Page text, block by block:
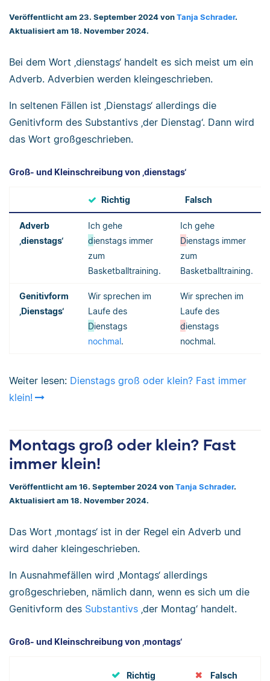
Veröffentlicht am 23. September 2024 von Tanja Schrader.
Aktualisiert am 18. November 2024.
Bei dem Wort ‚dienstags‘ handelt es sich meist um ein
Adverb. Adverbien werden kleingeschrieben.
In seltenen Fällen ist ‚Dienstags‘ allerdings die
Genitivform des Substantivs ‚der Dienstag‘. Dann wird
das Wort großgeschrieben.
Groß- und Kleinschreibung von ‚dienstags‘
Richtig Falsch
Adverb
‚dienstags‘
Ich gehe
dienstags immer
zum
Basketballtraining.
Ich gehe
Dienstags immer
zum
Basketballtraining.
Genitivform
‚Dienstags‘
Wir sprechen im
Laufe des
Dienstags
nochmal.
Wir sprechen im
Laufe des
dienstags
nochmal.
Weiter lesen: Dienstags groß oder klein? Fast immer
klein!
Montags groß oder klein? Fast
immer klein!
Veröffentlicht am 16. September 2024 von Tanja Schrader.
Aktualisiert am 18. November 2024.
Das Wort ‚montags‘ ist in der Regel ein Adverb und
wird daher kleingeschrieben.
In Ausnahmefällen wird ‚Montags‘ allerdings
großgeschrieben, nämlich dann, wenn es sich um die
Genitivform des Substantivs ‚der Montag‘ handelt.
Groß- und Kleinschreibung von ‚montags‘
Richtig Falsch